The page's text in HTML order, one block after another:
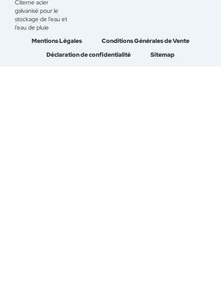
Citerne acier
galvanisé pour le
stockage de l’eau et
l’eau de pluie
Mentions Légales
Conditions Générales de Vente
Déclaration de confidentialité
Sitemap